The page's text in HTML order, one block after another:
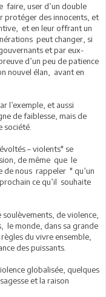
faire, user d’un double
protéger des innocents, et
et en leur offrant un
peut changer, si
et par eux-
d’un peu de patience
nouvel élan, avant en
l’exemple, et aussi
de faiblesse, mais de
société.
– violents" se
de même que le
de nous rappeler " qu’un
ce qu’il souhaite
de violence,
le monde, dans sa grande
du vivre ensemble,
des puissants.
globalisée, quelques
et la raison